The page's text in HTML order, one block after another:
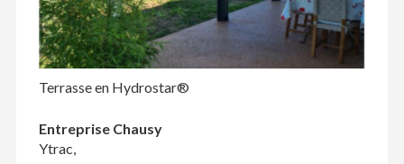
Terrasse en Hydrostar®
Entreprise Chausy
Ytrac,